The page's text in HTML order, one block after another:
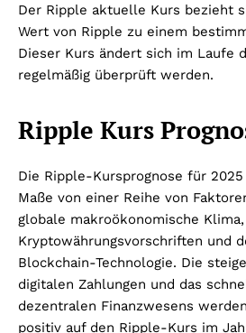
Der Ripple aktuelle Kurs bezieht
Wert von Ripple zu einem
Dieser Kurs ändert sich im Laufe
regelmäßig überprüft werden.
Ripple Kurs
Die Ripple-Kursprognose für
Maße von einer Reihe von
globale makroökonomische Klima,
Kryptowährungsvorschriften und
Blockchain-Technologie. Die
digitalen Zahlungen und das
dezentralen Finanzwesens
positiv auf den Ripple-Kurs im